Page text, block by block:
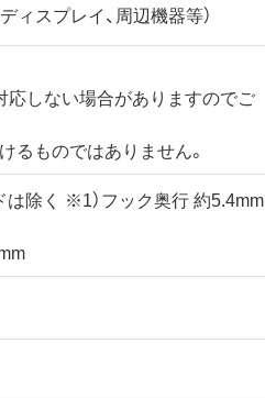
ィスプレイ、周辺機器等）
しない場合がありますのでご
ものではありません。
は除く ※1）フック奥行 約5.4mm